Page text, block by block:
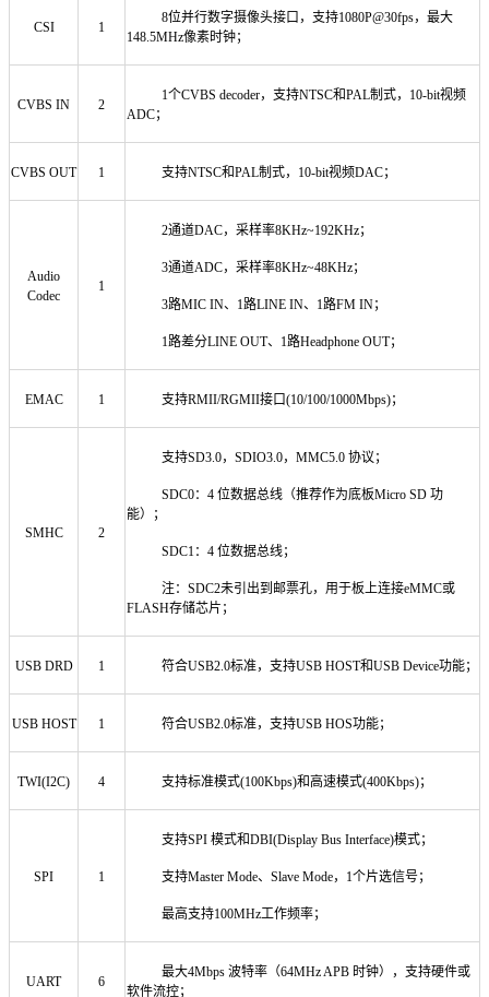
CSI 1
8位并行数字摄像头接口，支持1080P@30fps，最大
148.5MHz像素时钟；
CVBS IN 2
1个CVBS decoder，支持NTSC和PAL制式，10-bit视频
ADC；
CVBS OUT 1 支持NTSC和PAL制式，10-bit视频DAC；
Audio
Codec
1
2通道DAC，采样率8KHz~192KHz；
3通道ADC，采样率8KHz~48KHz；
3路MIC IN、1路LINE IN、1路FM IN；
1路差分LINE OUT、1路Headphone OUT；
EMAC 1 支持RMII/RGMII接口(10/100/1000Mbps)；
SMHC 2
支持SD3.0，SDIO3.0，MMC5.0 协议；
SDC0：4 位数据总线（推荐作为底板Micro SD 功
能）；
SDC1：4 位数据总线；
注：SDC2未引出到邮票孔，用于板上连接eMMC或
FLASH存储芯片；
USB DRD 1 符合USB2.0标准，支持USB HOST和USB Device功能；
USB HOST 1 符合USB2.0标准，支持USB HOS功能；
TWI(I2C) 4 支持标准模式(100Kbps)和高速模式(400Kbps)；
SPI 1
支持SPI 模式和DBI(Display Bus Interface)模式；
支持Master Mode、Slave Mode，1个片选信号；
最高支持100MHz工作频率；
UART 6
最大4Mbps 波特率（64MHz APB 时钟），支持硬件或
软件流控；